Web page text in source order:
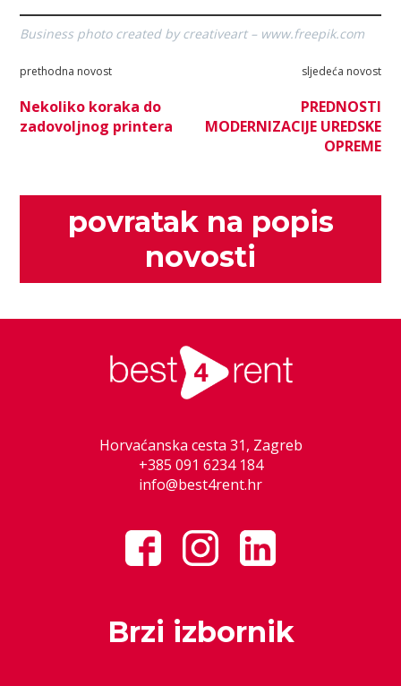
Business photo created by creativeart – www.freepik.com
prethodna novost sljedeća novost
Nekoliko koraka do
zadovoljnog printera
PREDNOSTI
MODERNIZACIJE UREDSKE
OPREME
povratak na popis
novosti
Horvaćanska cesta 31, Zagreb
+385 091 6234 184
info@best4rent.hr
Brzi izbornik